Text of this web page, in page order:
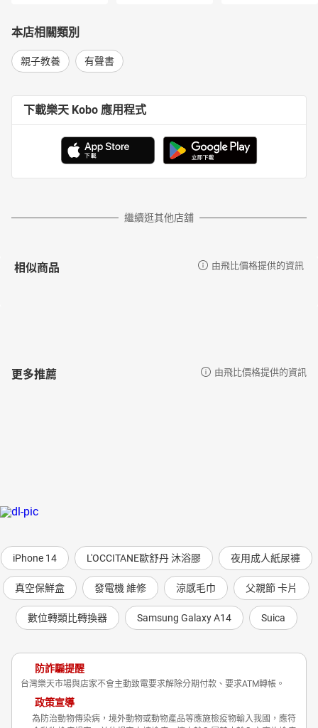
本店相關類別
親子教養 有聲書
下載樂天 Kobo 應用程式
繼續逛其他店舖
相似商品 由飛比價格提供的資訊
更多推薦 由飛比價格提供的資訊
iPhone 14 L'OCCITANE歐舒丹 沐浴膠 夜用成人紙尿褲
真空保鮮盒 發電機 維修 涼感毛巾 父親節 卡片
數位轉類比轉換器 Samsung Galaxy A14 Suica
防詐騙提醒
台灣樂天市場與店家不會主動致電要求解除分期付款、要求ATM轉帳。
政策宣導
為防治動物傳染病，境外動物或動物產品等應施檢疫物輸入我國，應符